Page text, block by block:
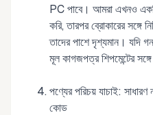
PC পাবে। আমরা এখনও
করি, তারপর ব্রোকারের
তাদের পাশে দৃশ্যমান। যদি
মূল কাগজপত্র শিপমেন্টের
পণ্যের পরিচয় যাচাই: সাধারণ
কোড